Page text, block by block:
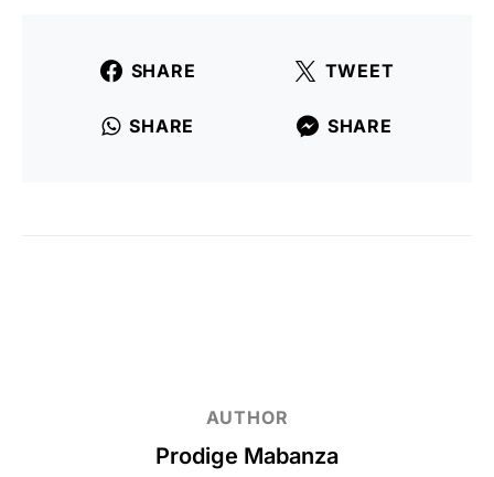
SHARE TWEET
SHARE SHARE
AUTHOR
Prodige Mabanza